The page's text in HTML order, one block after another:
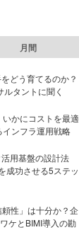
月間
どう育てるのか？
タントに聞く
かにコストを最適
ンフラ運用戦略
用基盤の設計法
成功させる5ステッ
性」は十分か？企
ケとBIMI導入の勘